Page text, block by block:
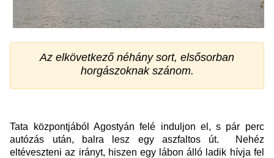
Az elkövetkező néhány sort, elsősorban
horgászoknak szánom.
Tata központjából Agostyán felé induljon el, s pár perc
autózás után, balra lesz egy aszfaltos út. Nehéz
eltéveszteni az irányt, hiszen egy lábon álló ladik hívja fel